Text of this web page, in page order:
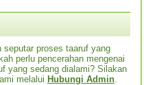
seputar proses taaruf yang
perlu pencerahan mengenai
yang sedang dialami? Silakan
melalui Hubungi Admin